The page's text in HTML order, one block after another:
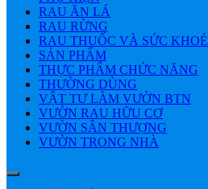
RAU ĂN LÁ
RAU RỪNG
RAU THUỐC VÀ SỨC KHOẺ
SẢN PHẨM
THỰC PHẨM CHỨC NĂNG
THƯỜNG DÙNG
VẬT TƯ LÀM VƯỜN BTN
VƯỜN RAU HỮU CƠ
VƯỜN SÂN THƯỢNG
VƯỜN TRONG NHÀ